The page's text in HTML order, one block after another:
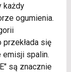
każdy
ogumienia.
się
emisji spalin.
są znacznie